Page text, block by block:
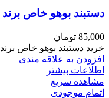
دستبند بوهو خاص برند iam آلمانی
85,000 تومان
خرید دستبند بوهو خاص برند iam آلمانی خرید دستبند بوهو خاص برند iam آلمانی: «استایل بوهو» (Boho Style) یک سبک
افزودن به علاقه مندی
اطلاعات بیشتر
مشاهده سریع
اتمام موجودی